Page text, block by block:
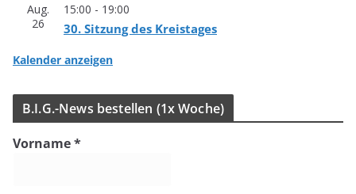
Aug.
26
15:00 - 19:00
30. Sit­zung des Kreistages
Kalender anzeigen
B.I.G.-News bestel­len (1x Woche)
Vorname*